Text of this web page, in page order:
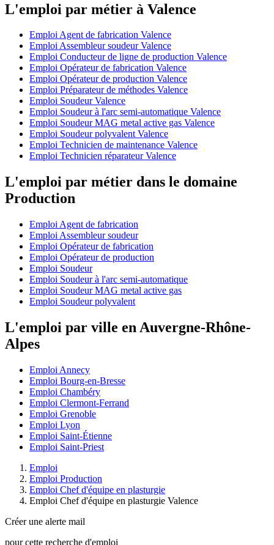
L'emploi par métier à Valence
Emploi Agent de fabrication Valence
Emploi Assembleur soudeur Valence
Emploi Conducteur de ligne de production Valence
Emploi Opérateur de fabrication Valence
Emploi Opérateur de production Valence
Emploi Préparateur de méthodes Valence
Emploi Soudeur Valence
Emploi Soudeur à l'arc semi-automatique Valence
Emploi Soudeur MAG metal active gas Valence
Emploi Soudeur polyvalent Valence
Emploi Technicien de maintenance Valence
Emploi Technicien réparateur Valence
L'emploi par métier dans le domaine
Production
Emploi Agent de fabrication
Emploi Assembleur soudeur
Emploi Opérateur de fabrication
Emploi Opérateur de production
Emploi Soudeur
Emploi Soudeur à l'arc semi-automatique
Emploi Soudeur MAG metal active gas
Emploi Soudeur polyvalent
L'emploi par ville en Auvergne-Rhône-
Alpes
Emploi Annecy
Emploi Bourg-en-Bresse
Emploi Chambéry
Emploi Clermont-Ferrand
Emploi Grenoble
Emploi Lyon
Emploi Saint-Étienne
Emploi Saint-Priest
Emploi
Emploi Production
Emploi Chef d'équipe en plasturgie
Emploi Chef d'équipe en plasturgie Valence
Créer une alerte mail
pour cette recherche d'emploi